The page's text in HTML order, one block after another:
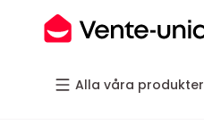
Alla våra produkter